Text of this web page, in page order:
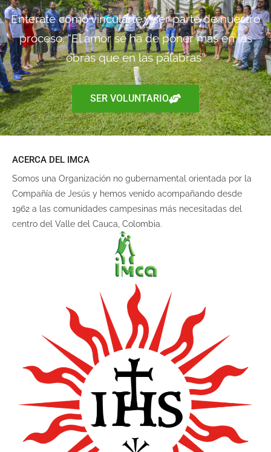
Enterate como vincularte y ser parte de nuestro
proceso. “El amor se ha de poner más en las
obras que en las palabras”
SER VOLUNTARIO
ACERCA DEL IMCA
Somos una Organización no gubernamental orientada por la
Compañía de Jesús y hemos venido acompañando desde
1962 a las comunidades campesinas más necesitadas del
centro del Valle del Cauca, Colombia.